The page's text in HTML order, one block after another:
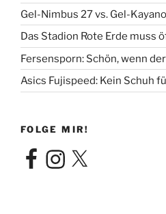
Gel-Nimbus 27 vs. Gel-
Das Stadion Rote Erde muss
Fersensporn: Schön, wenn
Asics Fujispeed: Kein Schuh
FOLGE MIR!
FacebookInstagram
X